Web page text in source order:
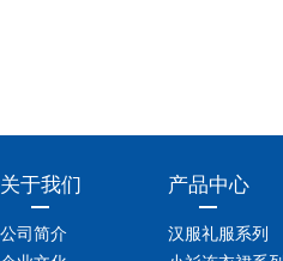
关于我们
公司简介
产品中心
汉服礼服系列